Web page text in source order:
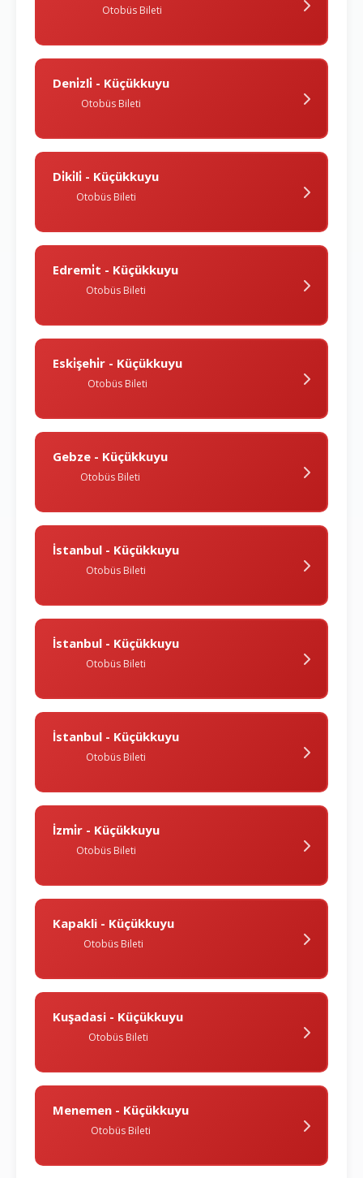
Otobüs Bileti
Deni̇zli̇ - Küçükkuyu
Otobüs Bileti
Di̇ki̇li̇ - Küçükkuyu
Otobüs Bileti
Edremi̇t - Küçükkuyu
Otobüs Bileti
Eski̇şehi̇r - Küçükkuyu
Otobüs Bileti
Gebze - Küçükkuyu
Otobüs Bileti
İstanbul - Küçükkuyu
Otobüs Bileti
İstanbul - Küçükkuyu
Otobüs Bileti
İstanbul - Küçükkuyu
Otobüs Bileti
İzmi̇r - Küçükkuyu
Otobüs Bileti
Kapakli - Küçükkuyu
Otobüs Bileti
Kuşadasi - Küçükkuyu
Otobüs Bileti
Menemen - Küçükkuyu
Otobüs Bileti